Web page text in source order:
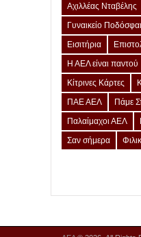
Αχιλλέας Νταβέλης
Γυναικείο
Εισιτήρια
Η ΑΕΛ είναι παντού
Κίτρινες Κάρτες
ΠΑΕ ΑΕΛ
Πάμε
Παλαίμαχοι ΑΕΛ
Σαν σήμερα